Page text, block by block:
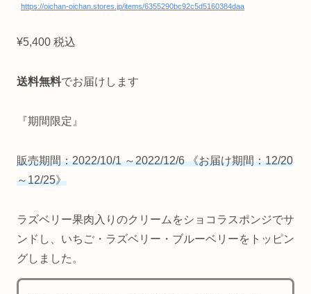
https://oichan-oichan.stores.jp/items/6355290bc92c5d5160384daa
¥5,400 税込
送料無料でお届けします
『期間限定』
販売期間：2022/10/1 ～2022/12/6 《お届け期間：12/20
～12/25》
ラズベリー果肉入りのクリームをショコラスポンジでサ
ンドし、いちご・ラズベリー・ブルーベリーをトッピン
グしました。